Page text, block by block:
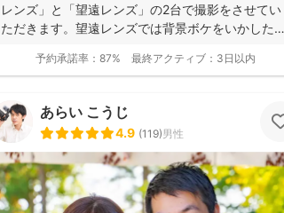
レンズ」と「望遠レンズ」の2台で撮影をさせてい
ただきます。望遠レンズでは背景ボケをいかしたお
予約承諾率： 87% 最終アクティブ： 3日以内
あらい こうじ
4.9 (119)男性